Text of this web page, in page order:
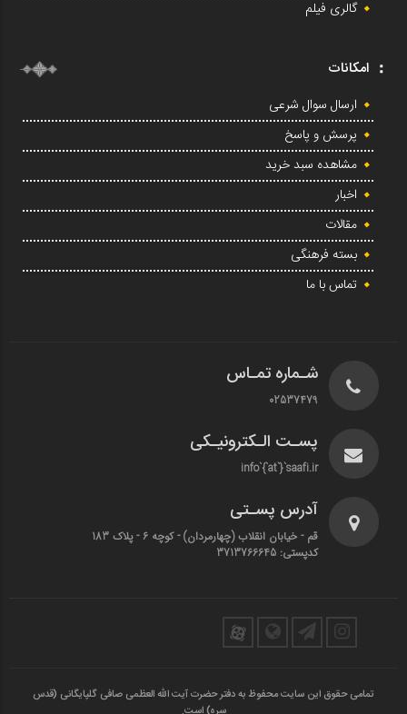
گالری فیلم
امکانات
ارسال سوال شرعی
پرسش و پاسخ
مشاهده سبد خرید
اخبار
مقالات
بسته فرهنگی
تماس با ما
شـماره تمـاس
02537479
پسـت الـکترونیـکی
info`{`at`}`saafi.ir
آدرس پسـتی
قم - خیابان انقلاب (چهارمردان)‌ - کوچه 6 - پلاک 183
کدپستی: 3713766645
تمامی حقوق این سایت محفوظ به دفتر حضرت آیت الله العظمی صافی گلپایگانی (قدس